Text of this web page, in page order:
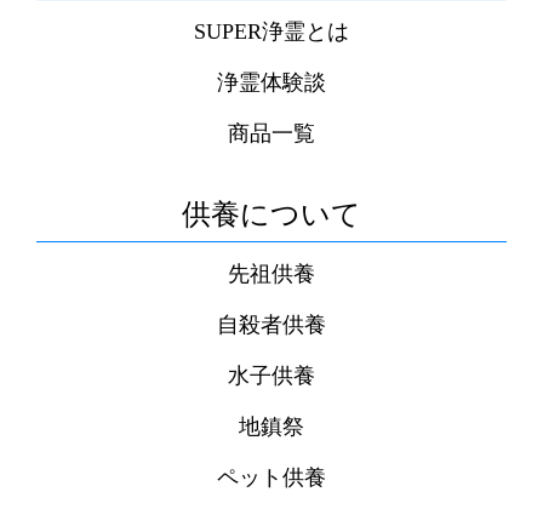
SUPER浄霊とは
浄霊体験談
商品一覧
供養について
先祖供養
自殺者供養
水子供養
地鎮祭
ペット供養